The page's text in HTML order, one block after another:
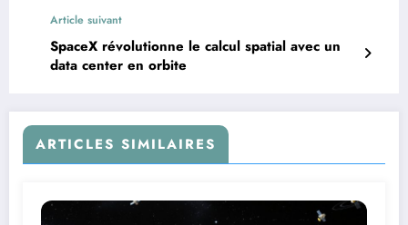
Article suivant
SpaceX révolutionne le calcul spatial avec un
data center en orbite
ARTICLES SIMILAIRES